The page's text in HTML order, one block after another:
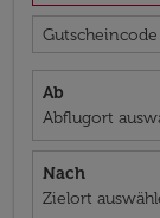
Gutscheincode
Ab
Abflugort
Nach
Zielort